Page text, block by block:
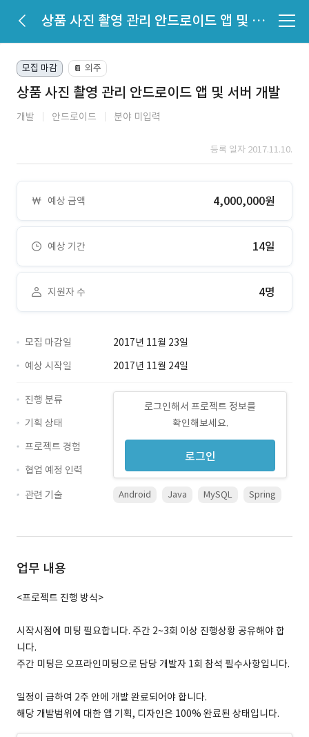
상품 사진 촬영 관리 안드로이드 앱 및 서버 개발
모집 마감 📔 외주
상품 사진 촬영 관리 안드로이드 앱 및 서버 개발
개발 안드로이드 분야 미입력
등록 일자 2017.11.10.
예상 금액 4,000,000원
예상 기간 14일
지원자 수 4명
모집 마감일
2017년 11월 23일
예상 시작일
2017년 11월 24일
로그인해서 프로젝트 정보를
확인해보세요.
로그인
진행 분류
기획 상태
프로젝트 경험
협업 예정 인력
관련 기술
Android Java MySQL Spring
업무 내용
<프로젝트 진행 방식>
시작시점에 미팅 필요합니다. 주간 2~3회 이상 진행상황 공유해야 합
니다.
주간 미팅은 오프라인미팅으로 담당 개발자 1회 참석 필수사항입니다.
일정이 급하여 2주 안에 개발 완료되어야 합니다.
해당 개발범위에 대한 앱 기획, 디자인은 100% 완료된 상태입니다.